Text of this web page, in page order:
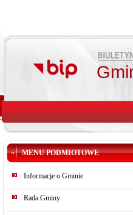
MENU PODMIOTOWE
Informacje o Gminie
Rada Gminy